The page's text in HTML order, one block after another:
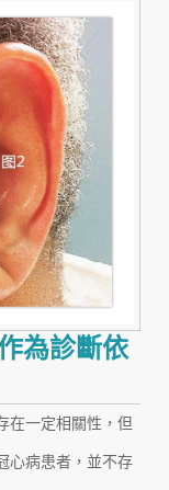
為診斷依
在一定相關性，但
心病患者，並不存